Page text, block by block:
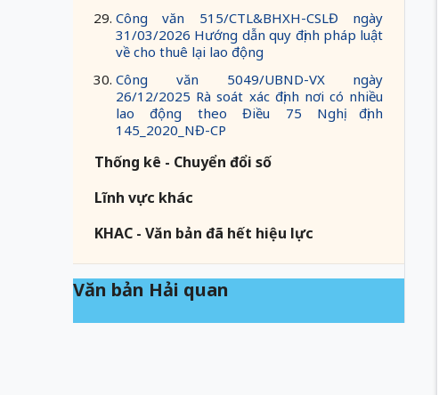
Công văn 515/CTL&BHXH-CSLĐ ngày
31/03/2026 Hướng dẫn quy định pháp luật
về cho thuê lại lao động
Công văn 5049/UBND-VX ngày
26/12/2025 Rà soát xác định nơi có nhiều
lao động theo Điều 75 Nghị định
145_2020_NĐ-CP
Thống kê - Chuyển đổi số
Lĩnh vực khác
KHAC - Văn bản đã hết hiệu lực
Văn bản Hải quan